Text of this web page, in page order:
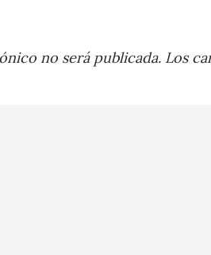
no será publicada. Los